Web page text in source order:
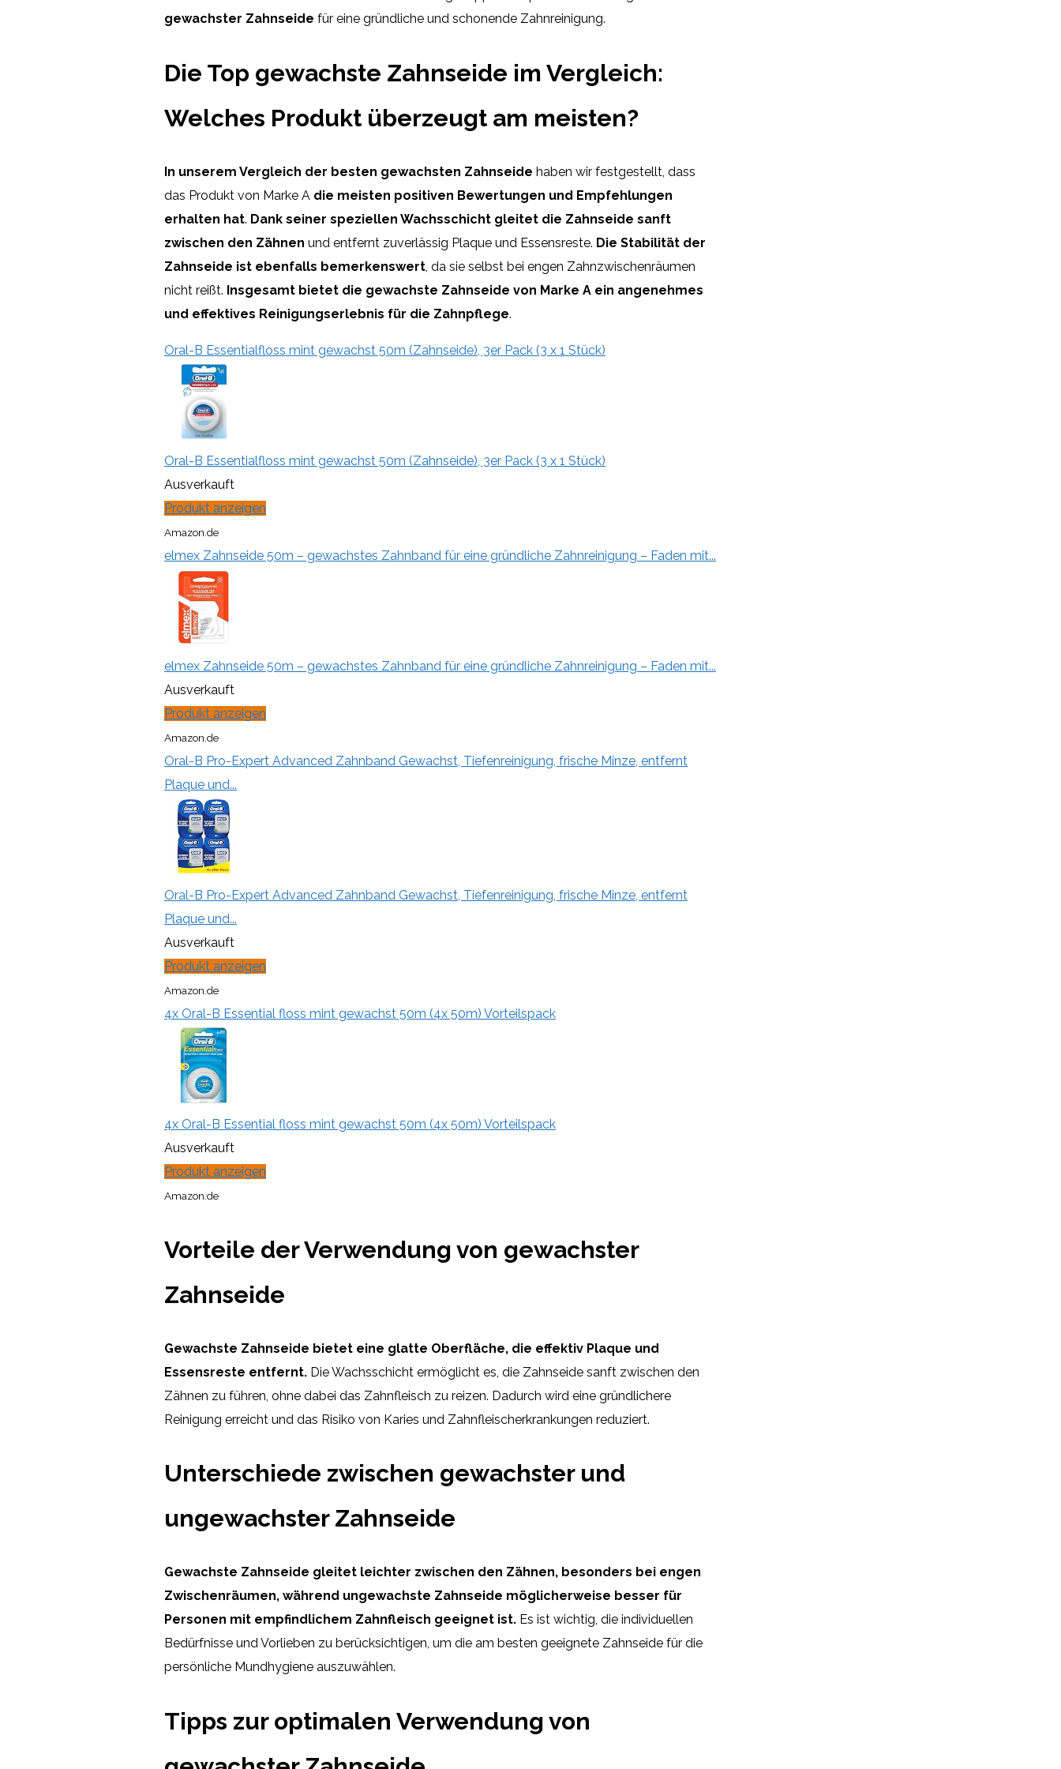
gewachster Zahnseide für eine gründliche und schonende Zahnreinigung.
Die Top gewachste Zahnseide im Vergleich:
Welches Produkt überzeugt am meisten?
In unserem Vergleich der besten gewachsten Zahnseide haben wir festgestellt, dass
das Produkt von Marke A die meisten positiven Bewertungen und Empfehlungen
erhalten hat. Dank seiner speziellen Wachsschicht gleitet die Zahnseide sanft
zwischen den Zähnen und entfernt zuverlässig Plaque und Essensreste. Die Stabilität der
Zahnseide ist ebenfalls bemerkenswert , da sie selbst bei engen Zahnzwischenräumen
nicht reißt. Insgesamt bietet die gewachste Zahnseide von Marke A ein angenehmes
und effektives Reinigungserlebnis für die Zahnpflege.
Oral-B Essentialfloss mint gewachst 50m (Zahnseide), 3er Pack (3 x 1 Stück)
Oral-B Essentialfloss mint gewachst 50m (Zahnseide), 3er Pack (3 x 1 Stück)
Ausverkauft
Produkt anzeigen
Amazon.de
elmex Zahnseide 50m – gewachstes Zahnband für eine gründliche Zahnreinigung – Faden mit...
elmex Zahnseide 50m – gewachstes Zahnband für eine gründliche Zahnreinigung – Faden mit...
Ausverkauft
Produkt anzeigen
Amazon.de
Oral-B Pro-Expert Advanced Zahnband Gewachst, Tiefenreinigung, frische Minze, entfernt
Plaque und...
Oral-B Pro-Expert Advanced Zahnband Gewachst, Tiefenreinigung, frische Minze, entfernt
Plaque und...
Ausverkauft
Produkt anzeigen
Amazon.de
4x Oral-B Essential floss mint gewachst 50m (4x 50m) Vorteilspack
4x Oral-B Essential floss mint gewachst 50m (4x 50m) Vorteilspack
Ausverkauft
Produkt anzeigen
Amazon.de
Vorteile der Verwendung von gewachster
Zahnseide
Gewachste Zahnseide bietet eine glatte Oberfläche, die effektiv Plaque und
Essensreste entfernt. Die Wachsschicht ermöglicht es, die Zahnseide sanft zwischen den
Zähnen zu führen, ohne dabei das Zahnfleisch zu reizen. Dadurch wird eine gründlichere
Reinigung erreicht und das Risiko von Karies und Zahnfleischerkrankungen reduziert.
Unterschiede zwischen gewachster und
ungewachster Zahnseide
Gewachste Zahnseide gleitet leichter zwischen den Zähnen, besonders bei engen
Zwischenräumen, während ungewachste Zahnseide möglicherweise besser für
Personen mit empfindlichem Zahnfleisch geeignet ist. Es ist wichtig, die individuellen
Bedürfnisse und Vorlieben zu berücksichtigen, um die am besten geeignete Zahnseide für die
persönliche Mundhygiene auszuwählen.
Tipps zur optimalen Verwendung von